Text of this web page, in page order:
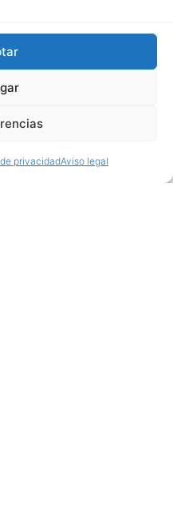
privacidadAviso legal